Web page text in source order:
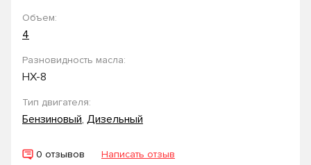
Объем:
4
Разновидность масла:
HX-8
Тип двигателя:
Бензиновый, Дизельный
0 отзывов Написать отзыв